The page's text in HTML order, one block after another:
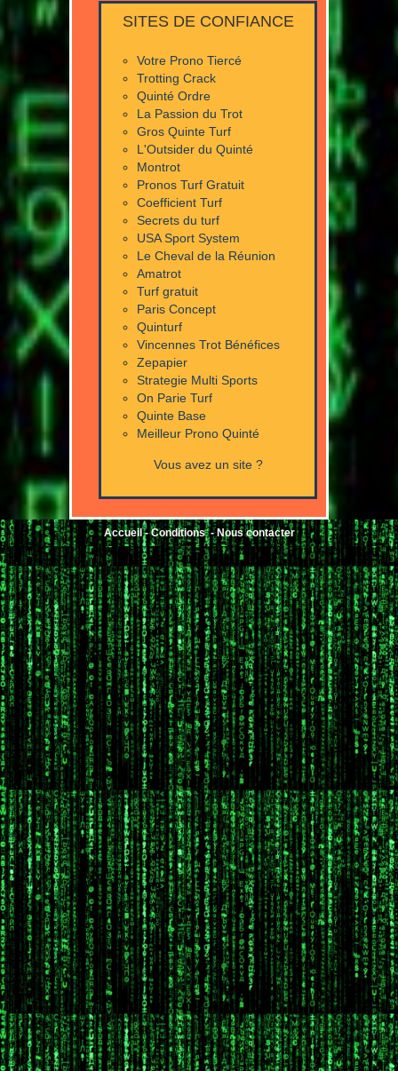
SITES DE CONFIANCE
Votre Prono Tiercé
Trotting Crack
Quinté Ordre
La Passion du Trot
Gros Quinte Turf
L'Outsider du Quinté
Montrot
Pronos Turf Gratuit
Coefficient Turf
Secrets du turf
USA Sport System
Le Cheval de la Réunion
Amatrot
Turf gratuit
Paris Concept
Quinturf
Vincennes Trot Bénéfices
Zepapier
Strategie Multi Sports
On Parie Turf
Quinte Base
Meilleur Prono Quinté
Vous avez un site ?
Accueil-Conditions-Nous contacter